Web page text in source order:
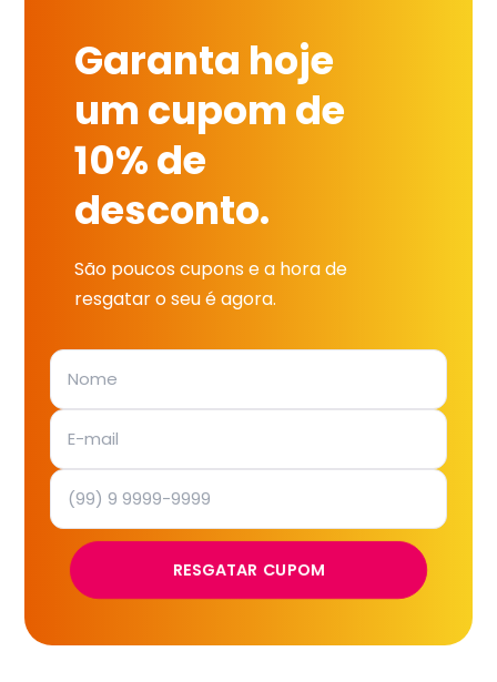
Garanta hoje
um cupom de
10% de
desconto.
São poucos cupons e a hora de
resgatar o seu é agora.
RESGATAR CUPOM